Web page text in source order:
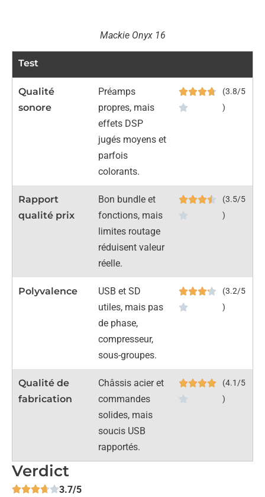
Mackie Onyx 16
Test
Qualité
sonore
Préamps
propres, mais
effets DSP
jugés moyens et
parfois
colorants.
(3.8/5
)
Rapport
qualité prix
Bon bundle et
fonctions, mais
limites routage
réduisent valeur
réelle.
(3.5/5
)
Polyvalence
USB et SD
utiles, mais pas
de phase,
compresseur,
sous-groupes.
(3.2/5
)
Qualité de
fabrication
Châssis acier et
commandes
solides, mais
soucis USB
rapportés.
(4.1/5
)
Verdict
3.7/5